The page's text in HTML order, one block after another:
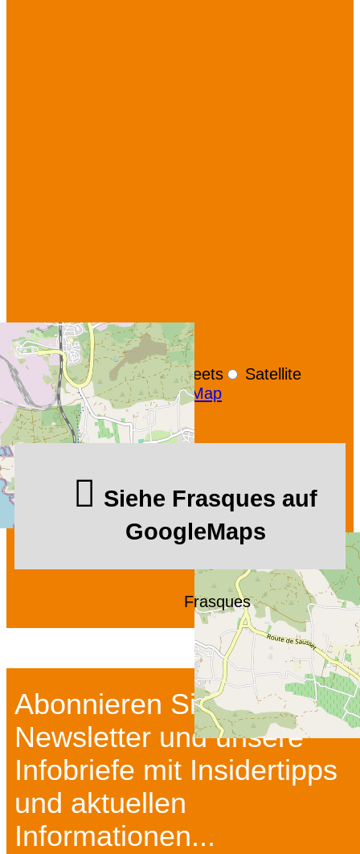
Frasques
+−
OpenStreetMap
Streets
Satellite
Leaflet |©OpenStreetMap
Siehe Frasques auf
GoogleMaps
Abonnieren Sie unseren
Newsletter und unsere
Infobriefe mit Insidertipps
und aktuellen
Informationen...